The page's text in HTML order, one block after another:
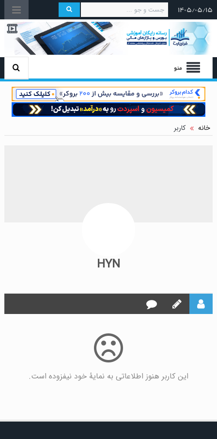
۱۴۰۵/۰۵/۱۵
منو
خانه کاربر
HYN
این کاربر هنوز اطلاعاتی به نمایۀ خود نیفزوده است.